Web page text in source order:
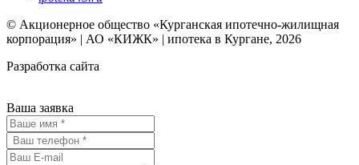
© Акционерное общество «Курганская ипотечно-жилищная
корпорация» | АО «КИЖК» | ипотека в Кургане, 2026
Разработка сайта
Ваша заявка